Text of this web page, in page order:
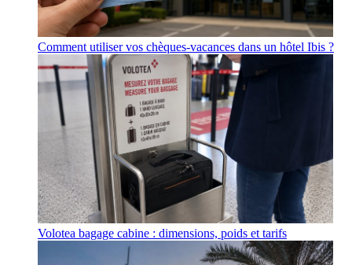
Comment utiliser vos chèques-vacances dans un hôtel Ibis ?
Volotea bagage cabine : dimensions, poids et tarifs